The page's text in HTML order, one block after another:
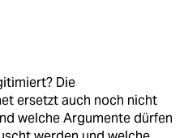
Die
ersetzt auch noch nicht
welche Argumente dürfen